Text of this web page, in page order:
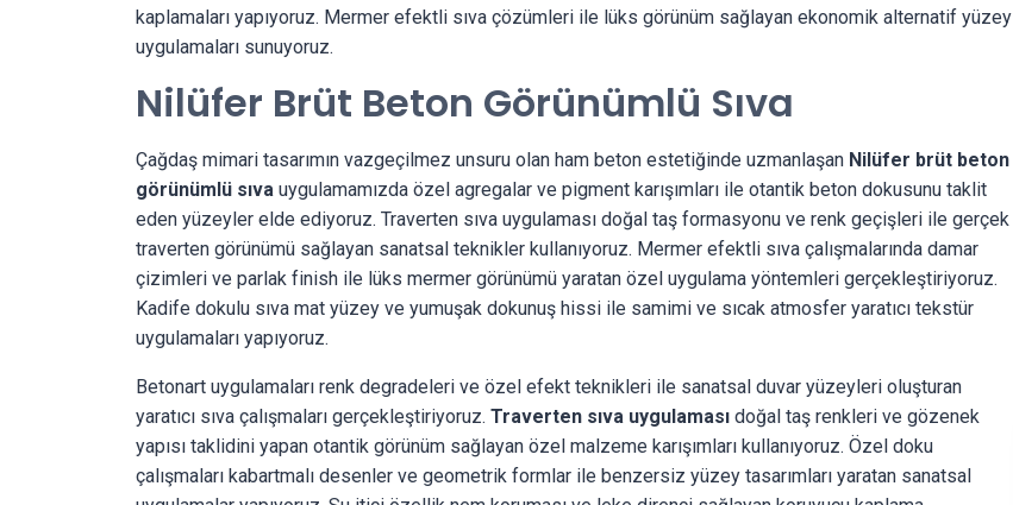
kaplamaları yapıyoruz. Mermer efektli sıva çözümleri ile lüks görünüm sağlayan ekonomik alternatif yüzey
uygulamaları sunuyoruz.
Nilüfer Brüt Beton Görünümlü Sıva
Çağdaş mimari tasarımın vazgeçilmez unsuru olan ham beton estetiğinde uzmanlaşan Nilüfer brüt beton
görünümlü sıva uygulamamızda özel agregalar ve pigment karışımları ile otantik beton dokusunu taklit
eden yüzeyler elde ediyoruz. Traverten sıva uygulaması doğal taş formasyonu ve renk geçişleri ile gerçek
traverten görünümü sağlayan sanatsal teknikler kullanıyoruz. Mermer efektli sıva çalışmalarında damar
çizimleri ve parlak finish ile lüks mermer görünümü yaratan özel uygulama yöntemleri gerçekleştiriyoruz.
Kadife dokulu sıva mat yüzey ve yumuşak dokunuş hissi ile samimi ve sıcak atmosfer yaratıcı tekstür
uygulamaları yapıyoruz.
Betonart uygulamaları renk degradeleri ve özel efekt teknikleri ile sanatsal duvar yüzeyleri oluşturan
yaratıcı sıva çalışmaları gerçekleştiriyoruz. Traverten sıva uygulaması doğal taş renkleri ve gözenek
yapısı taklidini yapan otantik görünüm sağlayan özel malzeme karışımları kullanıyoruz. Özel doku
çalışmaları kabartmalı desenler ve geometrik formlar ile benzersiz yüzey tasarımları yaratan sanatsal